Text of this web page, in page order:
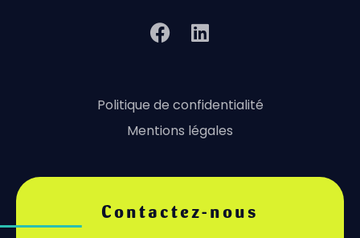
Politique de confidentialité
Mentions légales
Contactez-nous